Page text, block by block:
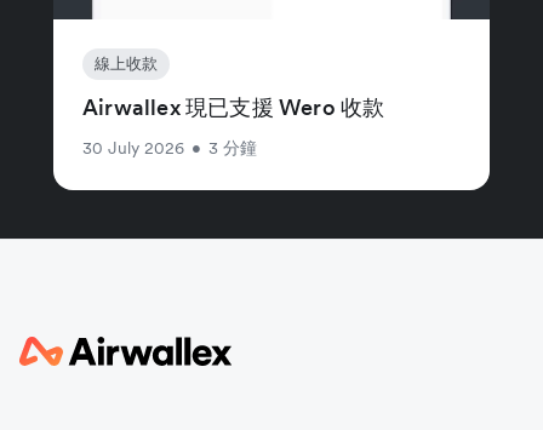
線上收款
Airwallex 現已支援 Wero 收款
30 July 2026 • 3 分鐘